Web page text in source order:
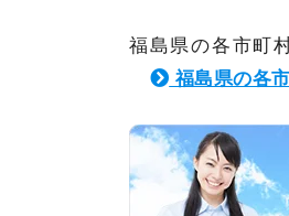
福島県の各市町
福島県の各